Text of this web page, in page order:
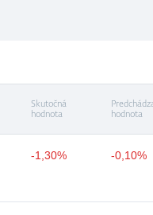
Skutočná
hodnota
hodnota
-1,30% -0,10%